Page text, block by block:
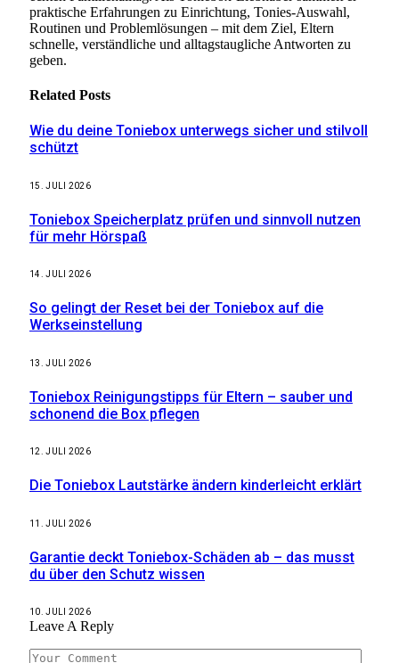
praktische Erfahrungen zu Einrichtung, Tonies-Auswahl,
Routinen und Problemlösungen – mit dem Ziel, Eltern
schnelle, verständliche und alltagstaugliche Antworten zu
geben.
Related Posts
Wie du deine Toniebox unterwegs sicher und stilvoll
schützt
15. JULI 2026
Toniebox Speicherplatz prüfen und sinnvoll nutzen
für mehr Hörspaß
14. JULI 2026
So gelingt der Reset bei der Toniebox auf die
Werkseinstellung
13. JULI 2026
Toniebox Reinigungstipps für Eltern – sauber und
schonend die Box pflegen
12. JULI 2026
Die Toniebox Lautstärke ändern kinderleicht erklärt
11. JULI 2026
Garantie deckt Toniebox-Schäden ab – das musst
du über den Schutz wissen
10. JULI 2026
Leave A Reply